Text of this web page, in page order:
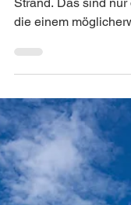
– Ein
in Spanien
12.06.2023 - von
Strand. Das sind
die einem
kommen, wenn man...